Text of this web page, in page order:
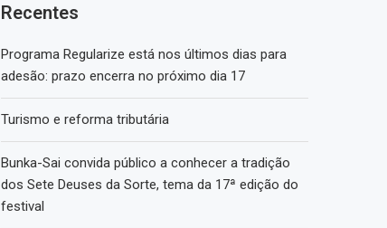
Recentes
Programa Regularize está nos últimos dias para
adesão: prazo encerra no próximo dia 17
Turismo e reforma tributária
Bunka-Sai convida público a conhecer a tradição
dos Sete Deuses da Sorte, tema da 17ª edição do
festival